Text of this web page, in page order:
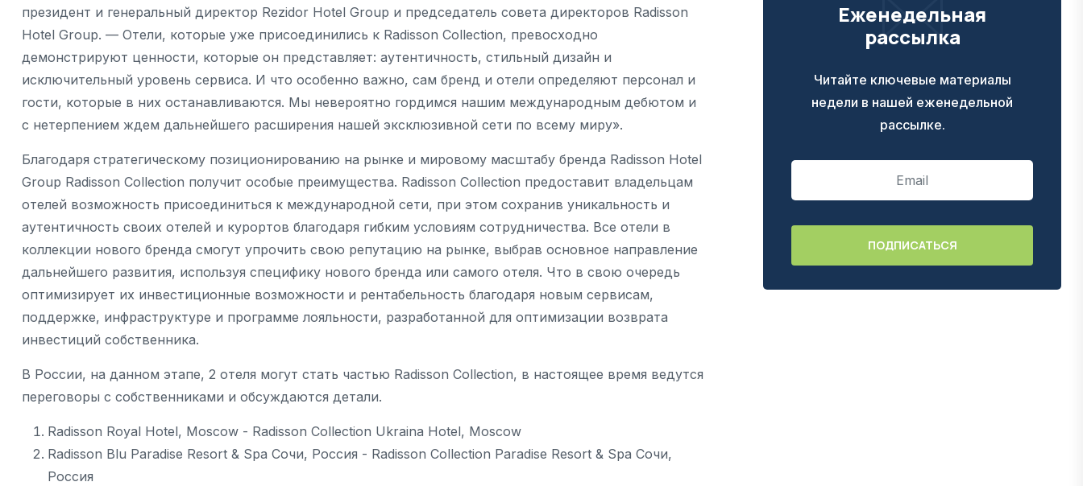
президент и генеральный директор Rezidor Hotel Group и председатель совета директоров Radisson
Hotel Group. — Отели, которые уже присоединились к Radisson Collection, превосходно
демонстрируют ценности, которые он представляет: аутентичность, стильный дизайн и
исключительный уровень сервиса. И что особенно важно, сам бренд и отели определяют персонал и
гости, которые в них останавливаются. Мы невероятно гордимся нашим международным дебютом и
с нетерпением ждем дальнейшего расширения нашей эксклюзивной сети по всему миру».
Благодаря стратегическому позиционированию на рынке и мировому масштабу бренда Radisson Hotel
Group Radisson Collection получит особые преимущества. Radisson Collection предоставит владельцам
отелей возможность присоединиться к международной сети, при этом сохранив уникальность и
аутентичность своих отелей и курортов благодаря гибким условиям сотрудничества. Все отели в
коллекции нового бренда смогут упрочить свою репутацию на рынке, выбрав основное направление
дальнейшего развития, используя специфику нового бренда или самого отеля. Что в свою очередь
оптимизирует их инвестиционные возможности и рентабельность благодаря новым сервисам,
поддержке, инфраструктуре и программе лояльности, разработанной для оптимизации возврата
инвестиций собственника.
В России, на данном этапе, 2 отеля могут стать частью Radisson Collection, в настоящее время ведутся
переговоры с cобственниками и обсуждаются детали.
Radisson Royal Hotel, Moscow - Radisson Collection Ukraina Hotel, Moscow
Radisson Blu Paradise Resort & Spa Сочи, Россия - Radisson Collection Paradise Resort & Spa Сочи,
Россия
Еженедельная
рассылка
Читайте ключевые материалы
недели в нашей еженедельной
рассылке.